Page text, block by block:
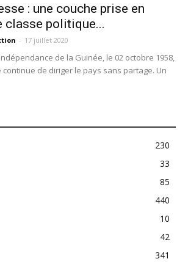
: une couche prise en
classe politique...
- 17 juillet 2020
de la Guinée, le 02 octobre 1958,
de diriger le pays sans partage. Un
230
33
85
440
10
42
341